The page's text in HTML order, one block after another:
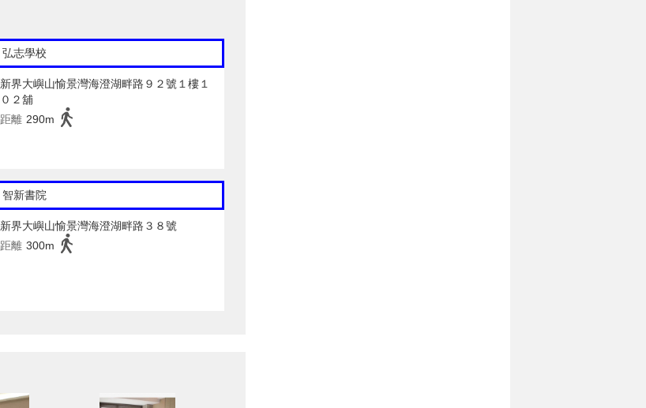
弘志學校
新界大嶼山愉景灣海澄湖畔路９２號１樓１
０２舖
距離 290m
智新書院
新界大嶼山愉景灣海澄湖畔路３８號
距離 300m